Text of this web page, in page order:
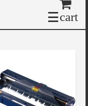
cart